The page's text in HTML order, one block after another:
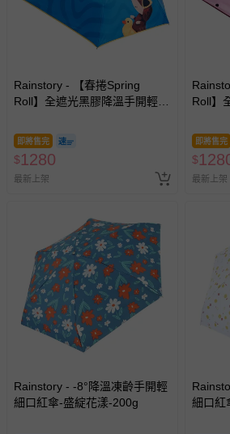
Rainstory - 【春捲Spring
Roll】全遮光黑膠降溫手開輕細
即將售完
$1280
最新上架
Roll】
即將售完
$
最新上架
Rainstory - -8°降溫凍齡手開輕
細口紅傘-盛綻花漾-200g
細口紅